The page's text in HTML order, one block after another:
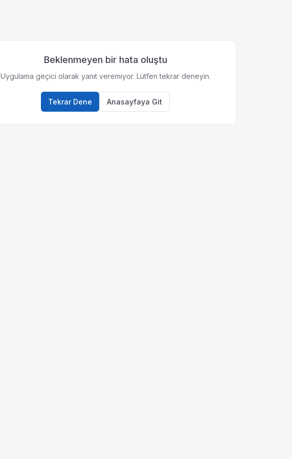
Beklenmeyen bir hata oluştu
Uygulama geçici olarak yanıt veremiyor. Lütfen tekrar deneyin.
Tekrar Dene Anasayfaya Git